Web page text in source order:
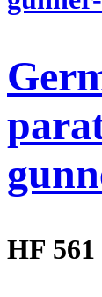
HF 561